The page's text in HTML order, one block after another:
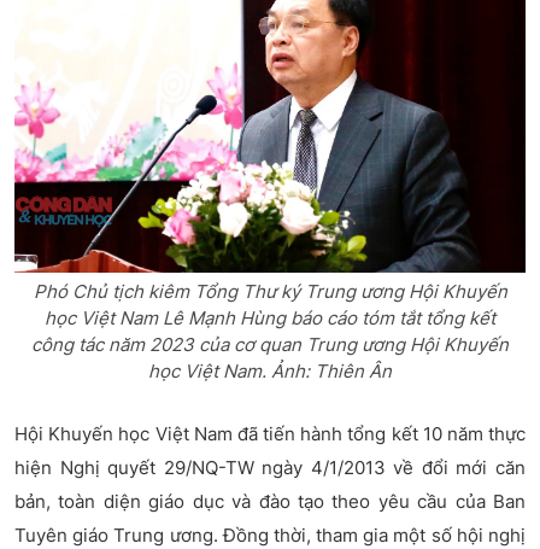
Phó Chủ tịch kiêm Tổng Thư ký Trung ương Hội Khuyến
học Việt Nam Lê Mạnh Hùng báo cáo tóm tắt tổng kết
công tác năm 2023 của cơ quan Trung ương Hội Khuyến
học Việt Nam. Ảnh: Thiên Ân
Hội Khuyến học Việt Nam đã tiến hành tổng kết 10 năm thực
hiện Nghị quyết 29/NQ-TW ngày 4/1/2013 về đổi mới căn
bản, toàn diện giáo dục và đào tạo theo yêu cầu của Ban
Tuyên giáo Trung ương. Đồng thời, tham gia một số hội nghị